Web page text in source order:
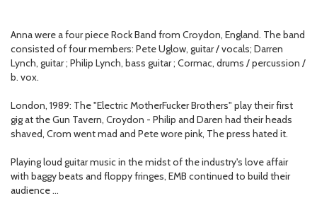
Anna were a four piece Rock Band from Croydon, England. The band
consisted of four members: Pete Uglow, guitar / vocals; Darren
Lynch, guitar ; Philip Lynch, bass guitar ; Cormac, drums / percussion /
b. vox.
London, 1989: The "Electric MotherFucker Brothers" play their first
gig at the Gun Tavern, Croydon - Philip and Daren had their heads
shaved, Crom went mad and Pete wore pink, The press hated it.
Playing loud guitar music in the midst of the industry's love affair
with baggy beats and floppy fringes, EMB continued to build their
audience ...